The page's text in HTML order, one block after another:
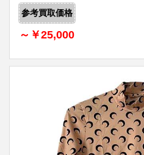
参考買取価格
～￥25,000